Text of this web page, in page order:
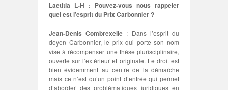
Laetitia L-H : Pouvez-vous nous rappeler
quel est l’esprit du Prix Carbonnier ?
Jean-Denis Combrexelle : Dans l’esprit du
doyen Carbonnier, le prix qui porte son nom
vise à récompenser une thèse plurisciplinaire,
ouverte sur l’extérieur et originale. Le droit est
bien évidemment au centre de la démarche
mais ce n’est qu’un point d’entrée qui permet
d’aborder des problématiques juridiques en